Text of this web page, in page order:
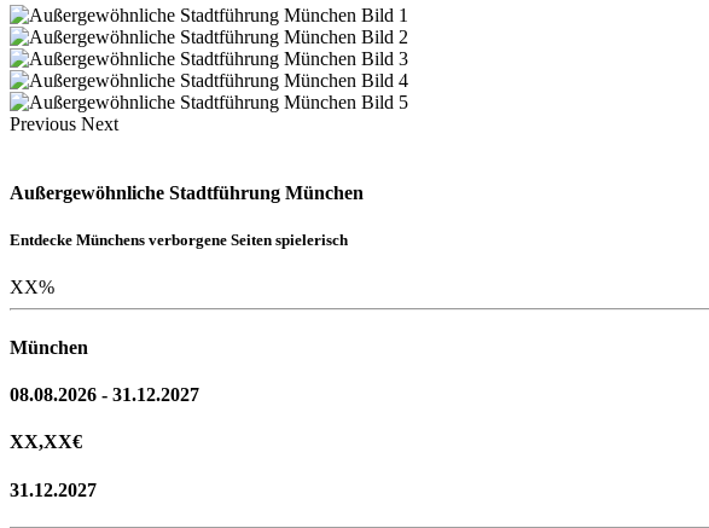
Previous Next
Außergewöhnliche Stadtführung München
Entdecke Münchens verborgene Seiten spielerisch
XX%
München
08.08.2026 - 31.12.2027
XX,XX€
31.12.2027